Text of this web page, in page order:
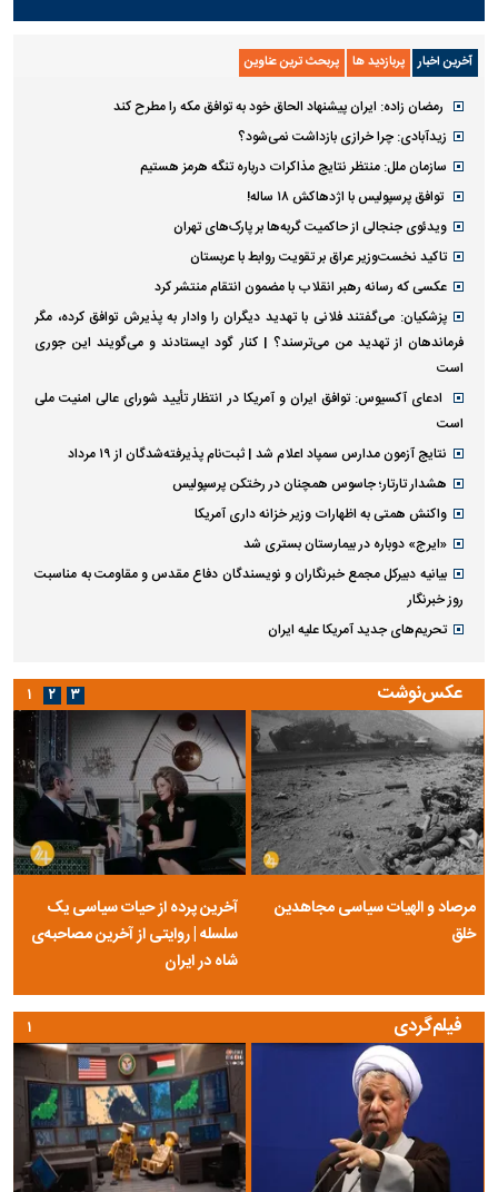
آخرین اخبار پربازدید ها پربحث ترین عناوین
رمضان زاده: ایران پیشنهاد الحاق خود به توافق مکه را مطرح کند
زیدآبادی: چرا خرازی بازداشت نمی‌شود؟
سازمان ملل: منتظر نتایج مذاکرات درباره تنگه هرمز هستیم
توافق پرسپولیس با اژدهاکش ۱۸ ساله!
ویدئوی جنجالی از حاکمیت گربه‌ها بر پارک‌های تهران
تاکید نخست‌وزیر عراق بر تقویت روابط با عربستان
عکسی که رسانه رهبر انقلاب با مضمون انتقام منتشر کرد
پزشکیان: می‌گفتند فلانی با تهدید دیگران را وادار به پذیرش توافق کرده، مگر
فرماندهان از تهدید من می‌ترسند؟ | کنار گود ایستادند و می‌گویند این جوری
است
ادعای آکسیوس: توافق ایران و آمریکا در انتظار تأیید شورای عالی امنیت ملی
است
نتایج آزمون مدارس سمپاد اعلام شد | ثبت‌نام پذیرفته‌شدگان از ۱۹ مرداد
هشدار تارتار؛ جاسوس همچنان در رختکن پرسپولیس
واکنش همتی به اظهارات وزیر خزانه داری آمریکا
«ایرج» دوباره در بیمارستان بستری شد
بیانیه دبیرکل مجمع خبرنگاران و نویسندگان دفاع مقدس و مقاومت به مناسبت
روز خبرنگار
تحریم‌های جدید آمریکا علیه ایران
عکس‌نوشت
مرصاد و الهیات سیاسی مجاهدین
خلق
آخرین پرده از حیات سیاسی یک
سلسله | روایتی از آخرین مصاحبه‌ی
شاه در ایران
۱ ۲ ۳
فیلم‌گردی ۱